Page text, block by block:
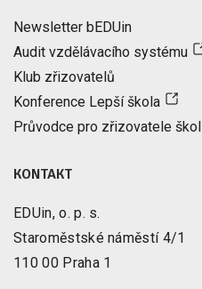
Newsletter bEDUin
Audit vzdělávacího systému
Klub zřizovatelů
Konference Lepší škola
Průvodce pro zřizovatele škol
KONTAKT
EDUin, o. p. s.
Staroměstské náměstí 4/1
110 00 Praha 1